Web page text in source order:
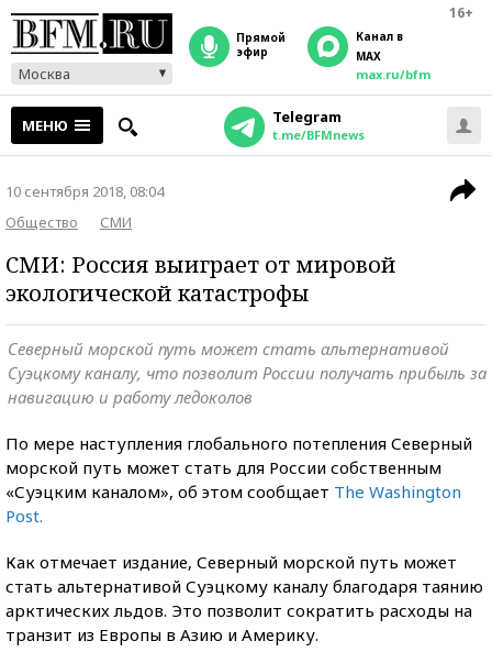
16+
Москва
прямой
эфир
Канал в
MAX
max.ru/bfm
МЕНЮ Telegram
t.me/BFMnews
10 сентября 2018, 08:04
Общество
СМИ
СМИ: Россия выиграет от мировой
экологической катастрофы
Северный морской путь может стать альтернативой
Суэцкому каналу, что позволит России получать прибыль за
навигацию и работу ледоколов
По мере наступления глобального потепления Северный
морской путь может стать для России собственным
«Суэцким каналом», об этом сообщает The Washington
Post.
Как отмечает издание, Северный морской путь может
стать альтернативой Суэцкому каналу благодаря таянию
арктических льдов. Это позволит сократить расходы на
транзит из Европы в Азию и Америку.